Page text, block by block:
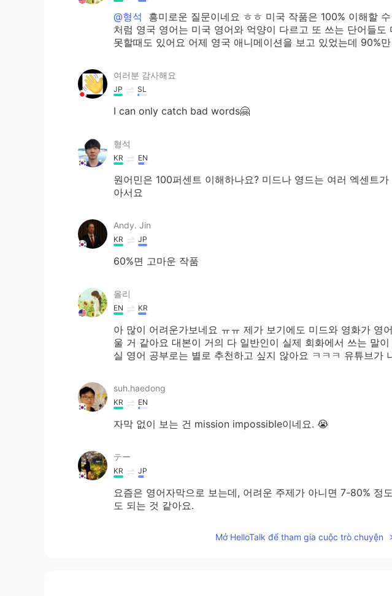
@형석
흥미로운 질문이네요 ㅎㅎ 미국 작품은 100% 이해할
처럼 영국 영어는 미국 영어와 억양이 다르고 또 쓰는 단어들도
못할때도 있어요 어제 영국 애니메이션을 보고 있었는데 90%
여러분 감사해요
JP SL
I can only catch bad words🤗
형석
KR EN
원어민은 100퍼센트 이해하나요? 미드나 영드는 여러 엑센트
아서요
Andy. Jin
KR JP
60%면 고마운 작품
올리
EN KR
아 많이 어려운가보네요 ㅠㅠ 제가 보기에도 미드와 영화가 영
울 거 같아요 대본이 거의 다 일반인이 실제 회화에서 쓰는 말
실 영어 공부로는 별로 추천하고 싶지 않아요 ㅋㅋㅋ 유튜브가
suh.haedong
KR EN
자막 없이 보는 건 mission impossible이네요. 😭
テー
KR JP
요즘은 영어자막으로 보는데, 어려운 주제가 아니면 7-80% 정
도 되는 것 같아요.
Mở HelloTalk để tham gia cuộc trò chuyện